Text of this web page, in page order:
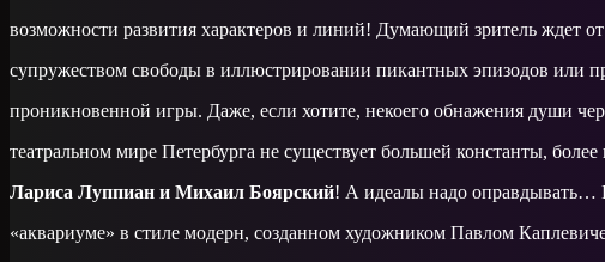
возможности развития характеров и линий! Думающий зритель ждет
супружеством свободы в иллюстрировании пикантных эпизодов или
проникновенной игры. Даже, если хотите, некоего обнажения души
театральном мире Петербурга не существует большей константы,
Лариса Луппиан и Михаил Боярский! А идеалы надо оправдывать…
«аквариуме» в стиле модерн, созданном художником Павлом